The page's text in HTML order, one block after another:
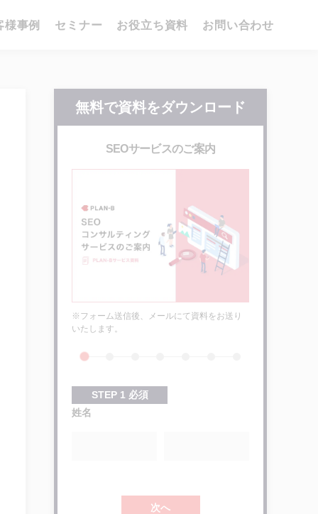
様事例 セミナー お役立ち資料 お問い合わせ
無料で資料をダウンロード
SEOサービスのご案内
※フォーム送信後、メールにて資料をお送り
いたします。
STEP 1 必須
姓名
次へ